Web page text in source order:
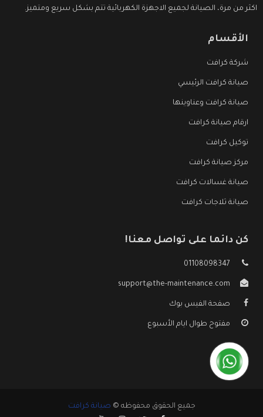
اكثر من مرة، الصيانة لجميع الاجهزة الكهربائية تتم بشكل سريع ومتميز.
الأقسام
شركة كرافت
صيانة كرافت الرئيسي
صيانة كرافت وعناوينها
ارقام صيانة كرافت
توكيل كرافت
مركز صيانة كرافت
صيانة غسالات كرافت
صيانة ثلاجات كرافت
كن دائما على تواصل معنا!
01108098347
support@the-maintenance.com
صفحة الفيس بوك
مفتوح طوال ايام الأسبوع
جميع الحقوق محفوظه © صيانة كرافت